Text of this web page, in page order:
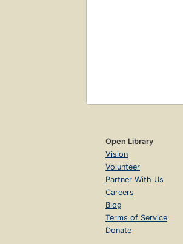
Open Library
Vision
Volunteer
Partner With Us
Careers
Blog
Terms of Service
Donate